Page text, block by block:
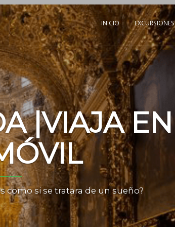
INICIO EXCURSIONES
|VIAJA EN
como si se tratara de un sueño?